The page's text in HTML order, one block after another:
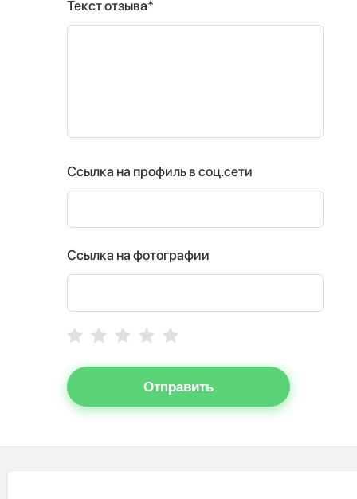
Текст отзыва*
Ссылка на профиль в соц.сети
Ссылка на фотографии
Отправить